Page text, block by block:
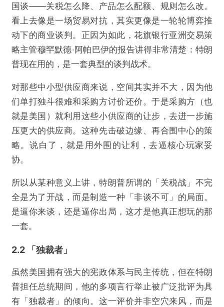
国谈——关税怎么降、产品怎么配额、规则怎么改。
看上去像是一场贸易对抗，其实更像是一轮轮博弈推
动下的商业谈判。正因为如此，花旗银行亚洲交易策
略主管穆罕默德‧阿帕巴伊的报告讲得非常清楚：特朗
普现在用的，是一套典型的谈判战术。
对那些中小型供应商来说，空间其实并不大，因为他
们单打独斗很难和采购方讨价还价。于是采购方（也
就是美国）就利用这些小供应商的让步，去进一步施
压更大的供应商。这种先击破边缘、再合围中心的策
略。说白了，就是用外围的让利，去逼核心玩家妥
协。
所以从某种意义上讲，特朗普所谓的「关税战」不完
全是为了开战，而是制造一种「非谈不可」的局面。
是逼你来谈，还是逼你出局，这才是他真正想玩的那
一套。
2.2 「独裁者」
虽然美国拥有强大的宪政体系与民主传统，但在特朗
普担任总统期间，他的多项言行举止被广泛批评为具
有「独裁者」的倾向。这一评价并非空穴来风，而是